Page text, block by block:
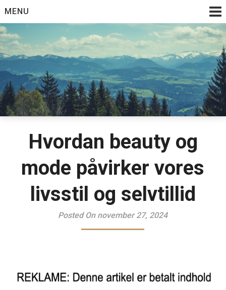
to
content
MENU
Hvordan beauty og
mode påvirker vores
livsstil og selvtillid
Posted On november 27, 2024